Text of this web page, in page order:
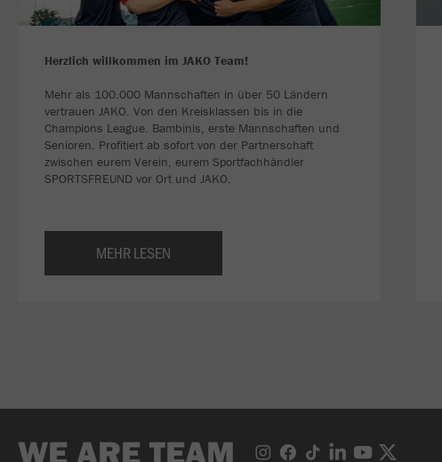
Herzlich willkommen im JAKO Team!
Mehr als 100.000 Mannschaften in über 50 Ländern
vertrauen JAKO. Von den Kreisklassen bis in die
Champions League. Bambinis, erste Mannschaften und
Senioren. Profitiert ab sofort von der Partnerschaft
zwischen eurem Verein, eurem Sportfachhändler
SPORTSFREUND vor Ort und JAKO.
MEHR LESEN
WE ARE TEAM